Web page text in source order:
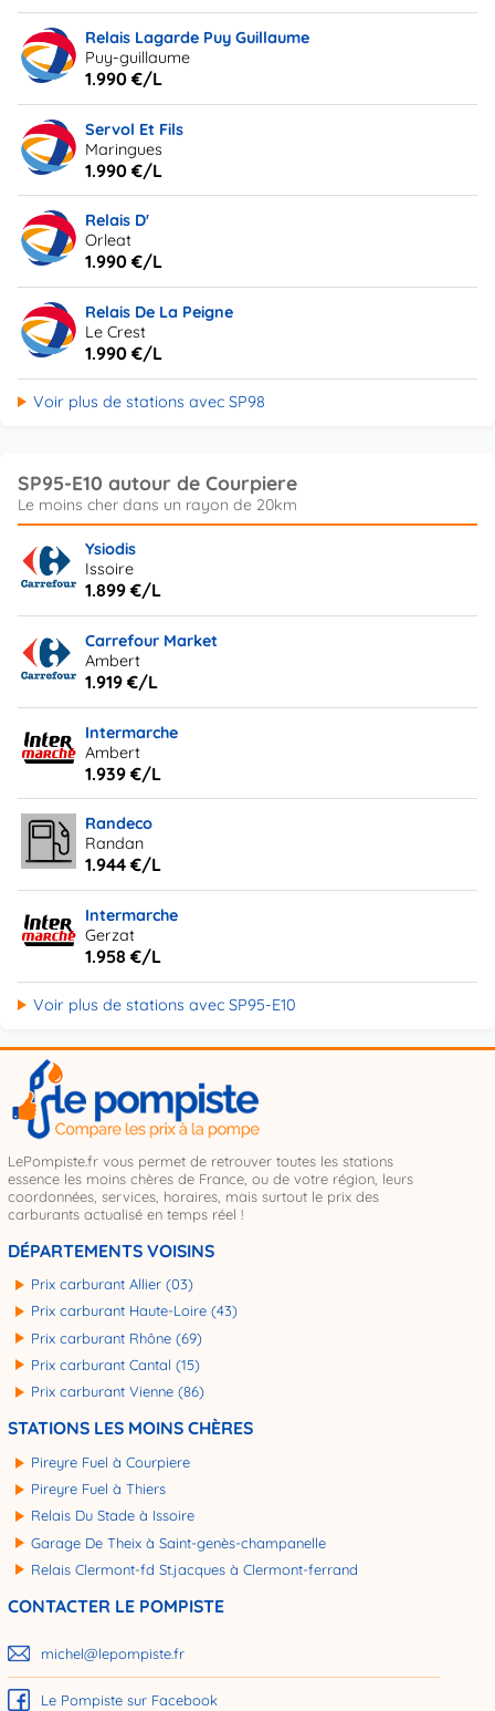
Relais Lagarde Puy Guillaume
Puy-guillaume
1.990 €/L
Servol Et Fils
Maringues
1.990 €/L
Relais D'
Orleat
1.990 €/L
Relais De La Peigne
Le Crest
1.990 €/L
Voir plus de stations avec SP98
SP95-E10 autour de Courpiere
Ysiodis
Issoire
1.899 €/L
Carrefour Market
Ambert
1.919 €/L
Intermarche
Ambert
1.939 €/L
Randeco
Randan
1.944 €/L
Intermarche
Gerzat
1.958 €/L
Voir plus de stations avec SP95-E10
LePompiste.fr vous permet de retrouver toutes les stations
essence les moins chères de France, ou de votre région, leurs
coordonnées, services, horaires, mais surtout le prix des
carburants actualisé en temps réel !
DÉPARTEMENTS VOISINS
Prix carburant Allier (03)
Prix carburant Haute-Loire (43)
Prix carburant Rhône (69)
Prix carburant Cantal (15)
Prix carburant Vienne (86)
STATIONS LES MOINS CHÈRES
Pireyre Fuel à Courpiere
Pireyre Fuel à Thiers
Relais Du Stade à Issoire
Garage De Theix à Saint-genès-champanelle
Relais Clermont-fd St.jacques à Clermont-ferrand
CONTACTER LE POMPISTE
michel@lepompiste.fr
Le Pompiste sur Facebook